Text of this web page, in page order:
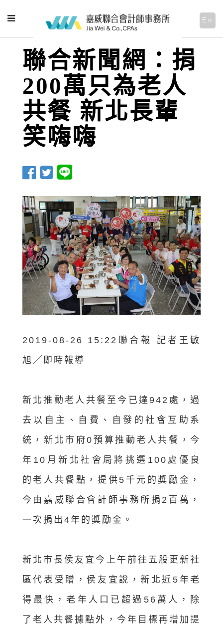
En
聯合新聞網：捐
200萬只為老人
共餐 新北長輩
笑嗨嗨
2019-08-26 15:22聯合報 記者王敏
旭╱即時報導
新北推動老人共餐至今已達942處，過
去以自主、自費、自發的社會互助系
統，新北市府0預算推動老人共餐，今
年10月新北社會局將挑選100處優良
的老人共餐點，提供5千元的獎勵金，
今由嘉威聯合會計師事務所捐2百萬，
一次捐出4年的獎勵金。
新北市長侯友宜今上午前往五股更新社
區代表受贈，侯友宜說，新北近5年老
得最快，老年人口已超過56萬人，除
了老人共餐據點外，今年目標再增加提